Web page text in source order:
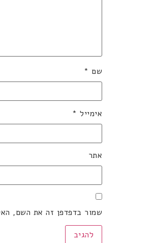
שם *
אימייל *
אתר
שמור בדפדפן זה את השם,